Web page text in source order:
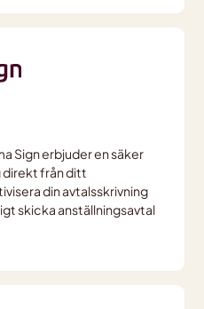
Sign erbjuder en säker
direkt från ditt
din avtalsskrivning
skicka anställningsavtal